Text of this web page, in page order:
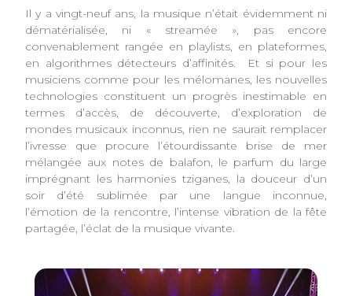
Il y a vingt-neuf ans, la musique n’était évidemment ni
dématérialisée, ni « streamée », pas encore
convenablement rangée en playlists, en plateformes,
en algorithmes détecteurs d’affinités. Et si pour les
musiciens comme pour les mélomanes, les nouvelles
technologies constituent un progrès inestimable en
termes d’accès, de découverte, d’exploration de
mondes musicaux inconnus, rien ne saurait remplacer
l’ivresse que procure l’étourdissante brise de mer
mélangée aux notes de balafon, le parfum du large
imprégnant les harmonies tziganes, la douceur d’un
soir d’été sublimée par une langue inconnue,
l’émotion de la rencontre, l’intense vibration de la fête
partagée, l’éclat de la musique vivante.